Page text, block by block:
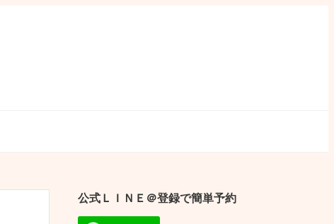
公式ＬＩＮＥ＠登録で簡単予約